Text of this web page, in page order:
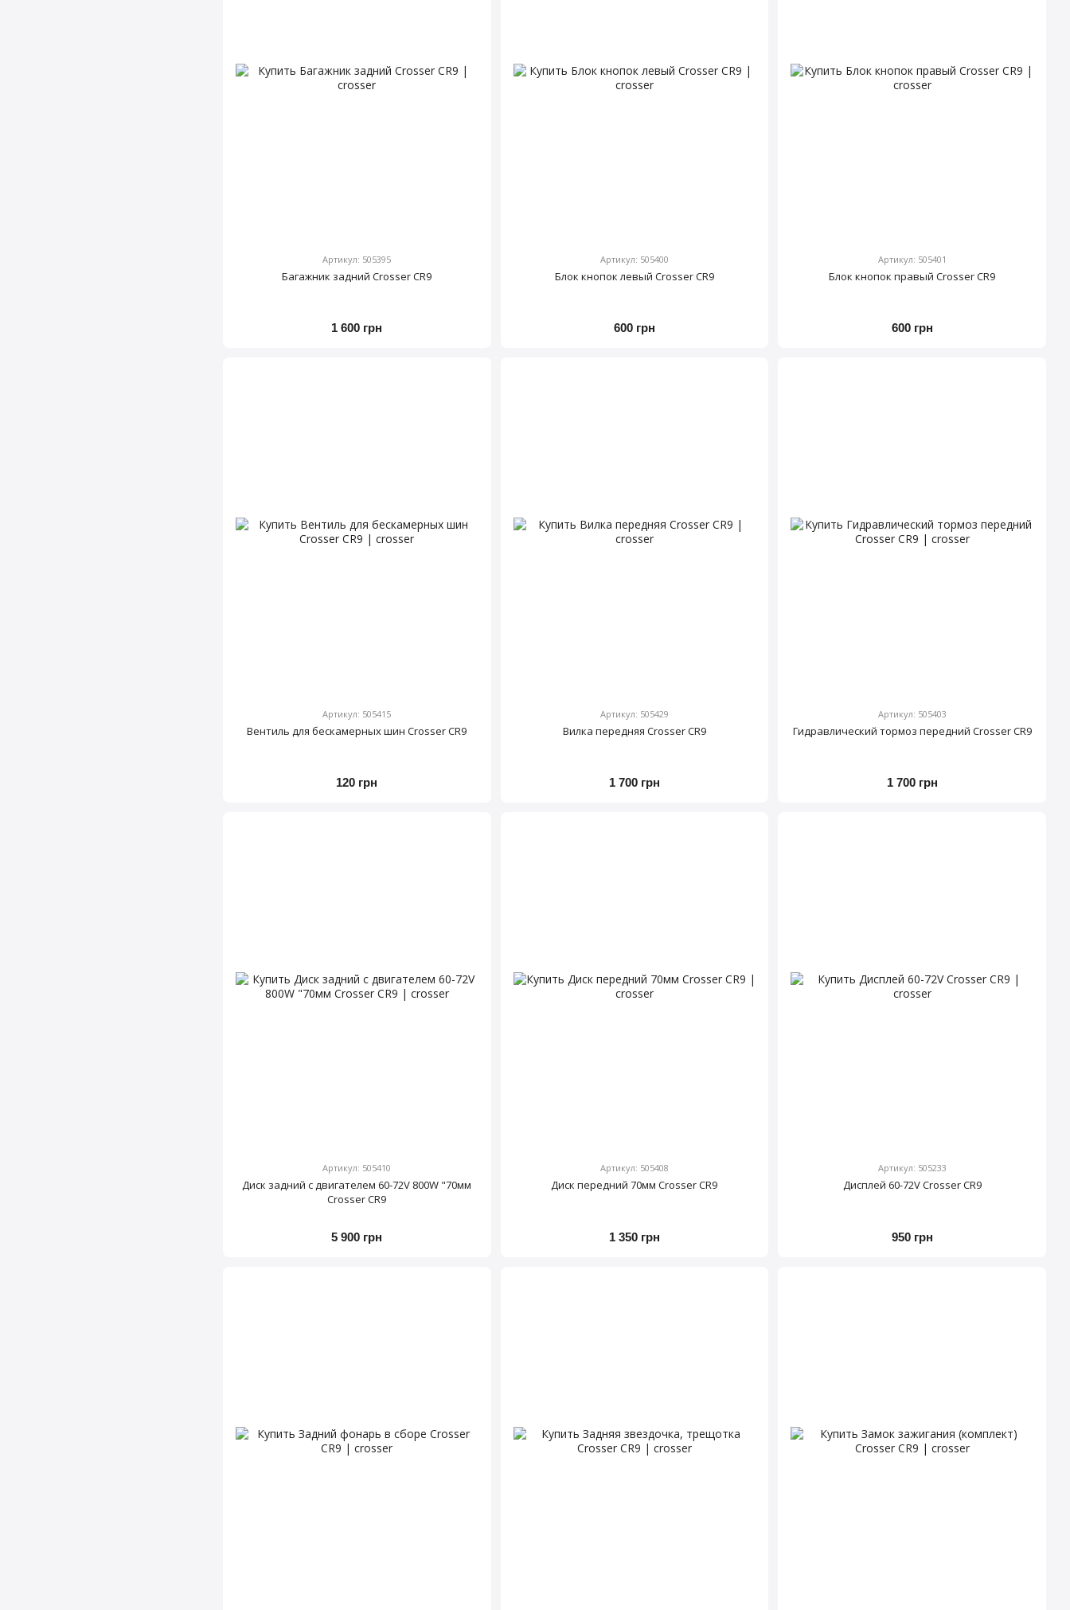
Артикул: 505395
Багажник задний Crosser CR9
1 600 грн
Артикул: 505400
Блок кнопок левый Crosser CR9
600 грн
Артикул: 505401
Блок кнопок правый Crosser CR9
600 грн
Артикул: 505415
Вентиль для бескамерных шин Crosser CR9
120 грн
Артикул: 505429
Вилка передняя Crosser CR9
1 700 грн
Артикул: 505403
Гидравлический тормоз передний Crosser CR9
1 700 грн
Артикул: 505410
Диск задний с двигателем 60-72V 800W "70мм
Crosser CR9
5 900 грн
Артикул: 505408
Диск передний 70мм Crosser CR9
1 350 грн
Артикул: 505233
Дисплей 60-72V Crosser CR9
950 грн